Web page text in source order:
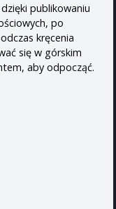
publikowaniu
po
kręcenia
się w górskim
aby odpocząć.